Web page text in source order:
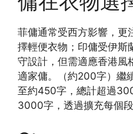
菲傭通常受西方影響，更
擇輕便衣物；印傭受伊斯
守設計，但需適應香港風
適家傭。（約200字）繼
至約450字，總計超過
3000字，透過擴充每個段